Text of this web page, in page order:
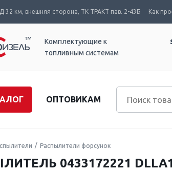
32 км, внешняя сторона, ТК ТРАКТ пав. 2-43Б Как
Комплектующие к
топливным системам
ОПТОВИКАМ
Распылители форсунок
0433172221